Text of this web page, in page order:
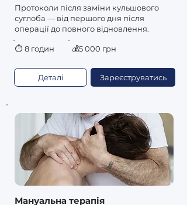
Протоколи після заміни кульшового
суглоба — від першого дня після
операції до повного відновлення.
⏱ 8 годин 💰5 000 грн
Деталі Зареєструватись
Мануальна терапія